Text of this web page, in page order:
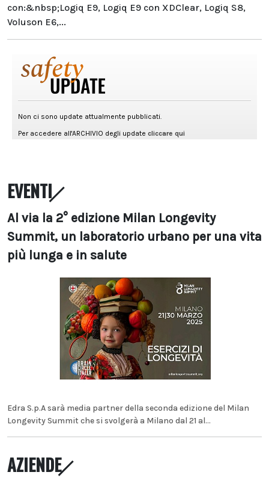
con:&nbsp;Logiq E9, Logiq E9 con XDClear, Logiq S8,
Voluson E6,...
EVENTI
Al via la 2° edizione Milan Longevity
Summit, un laboratorio urbano per una vita
più lunga e in salute
Edra S.p.A sarà media partner della seconda edizione del Milan
Longevity Summit che si svolgerà a Milano dal 21 al...
AZIENDE